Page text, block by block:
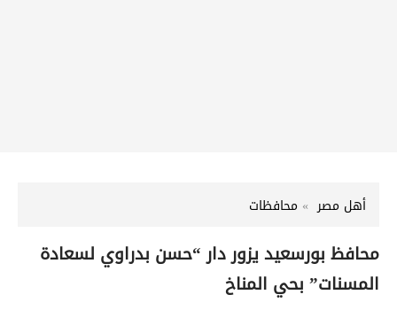
أهل مصر محافظات
محافظ بورسعيد يزور دار “حسن بدراوي لسعادة
المسنات” بحي المناخ